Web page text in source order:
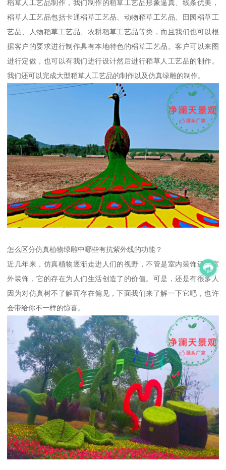
稻草人工艺品制作，我们制作的稻草工艺品形象逼真、线条优美，
稻草人工艺品包括卡通稻草工艺品、动物稻草工艺品、田园稻草工
艺品、人物稻草工艺品、农耕稻草工艺品等类，而且我们也可以根
据客户的要求进行制作具有本地特色的稻草工艺品。客户可以来图
进行定做，也可以有我们进行设计然后进行稻草人工艺品的制作。
我们还可以完成大型稻草人工艺品的制作以及仿真绿雕的制作。
怎么区分仿真植物绿雕中哪些有抗紫外线的功能？
近几年来，仿真植物逐渐走进人们的视野，不管是室内装饰还是室
外装饰，它的存在为人们生活创造了的价值。可是，还是有很多人
因为对仿真树不了解而存在偏见，下面我们来了解一下它吧，也许
会带给你不一样的惊喜。